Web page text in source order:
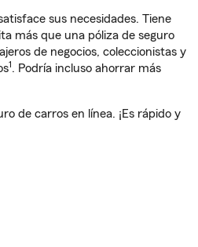
sus necesidades. Tiene
más que una póliza de seguro
de negocios, coleccionistas y
1. Podría incluso ahorrar más
de carros en línea. ¡Es rápido y